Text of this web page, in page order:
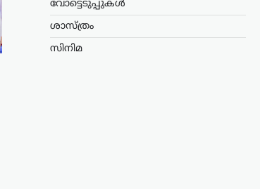
വോട്ടെടുപ്പുകൾ
ശാസ്ത്രം
സിനിമ